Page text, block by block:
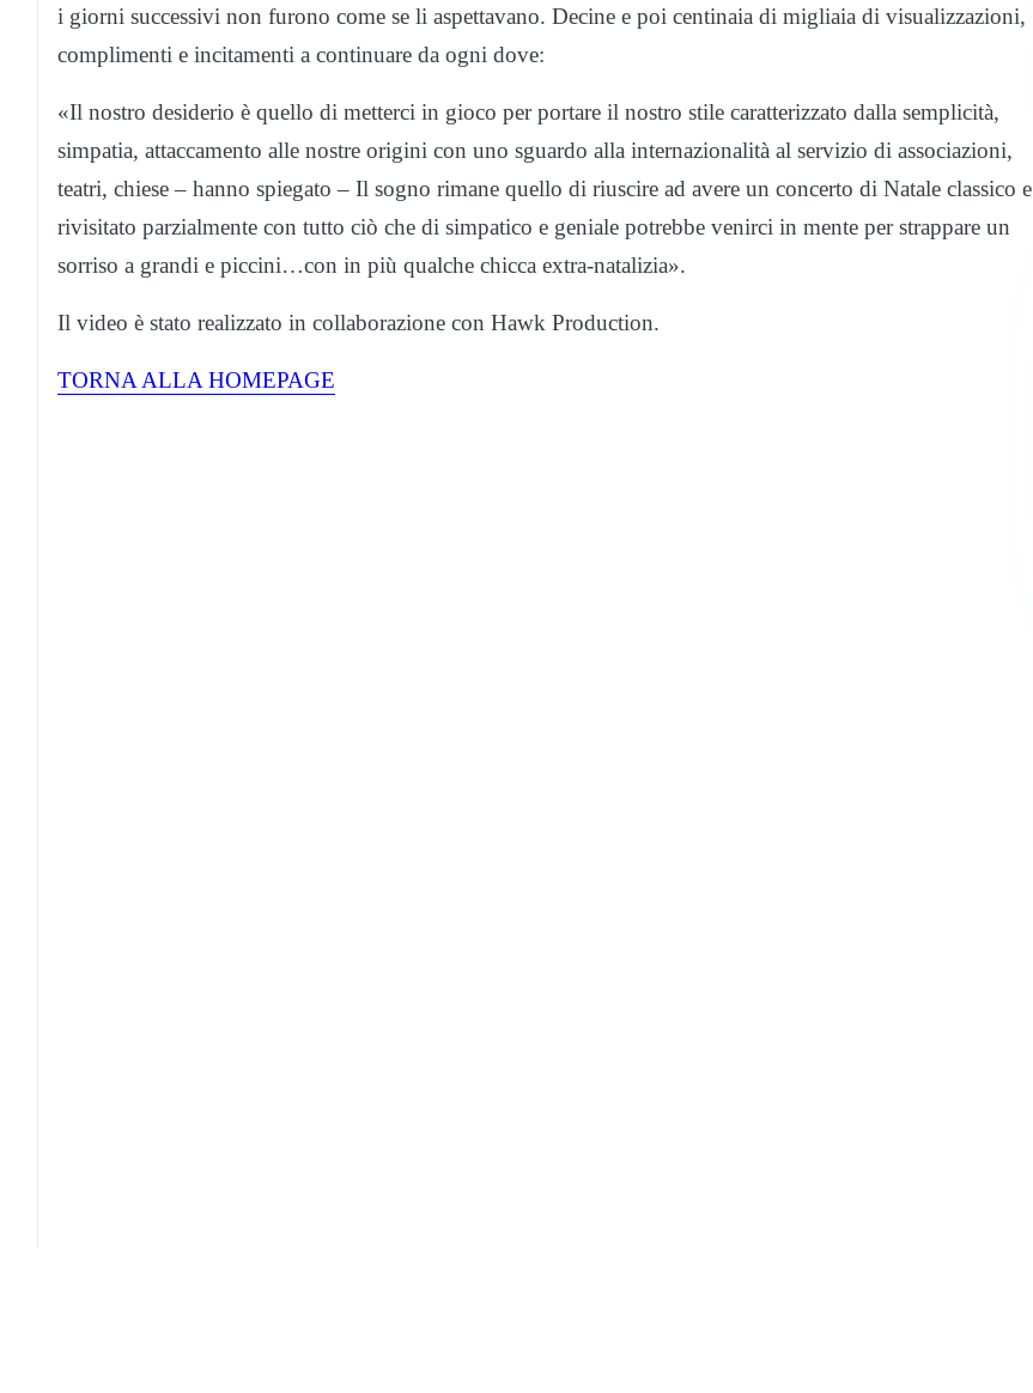
i giorni successivi non furono come se li aspettavano. Decine e poi centinaia di migliaia di visualizzazioni,
complimenti e incitamenti a continuare da ogni dove:
«Il nostro desiderio è quello di metterci in gioco per portare il nostro stile caratterizzato dalla semplicità,
simpatia, attaccamento alle nostre origini con uno sguardo alla internazionalità al servizio di associazioni,
teatri, chiese – hanno spiegato – Il sogno rimane quello di riuscire ad avere un concerto di Natale classico e
rivisitato parzialmente con tutto ciò che di simpatico e geniale potrebbe venirci in mente per strappare un
sorriso a grandi e piccini…con in più qualche chicca extra-natalizia».
Il video è stato realizzato in collaborazione con Hawk Production.
TORNA ALLA HOMEPAGE